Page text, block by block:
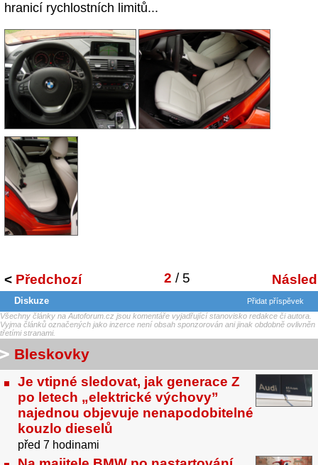
hranicí rychlostních limitů...
< Předchozí 2 / 5
Diskuze
Přidat příspěvek
Všechny články na Autoforum.cz jsou komentáře vyjadřující stanovisko redakce či autora.
Vyjma článků označených jako inzerce není obsah sponzorován ani jinak obdobně ovlivněn
třetími stranami.
Bleskovky
Je vtipné sledovat, jak generace Z
po letech „elektrické výchovy”
najednou objevuje nenapodobitelné
kouzlo dieselů
před 7 hodinami